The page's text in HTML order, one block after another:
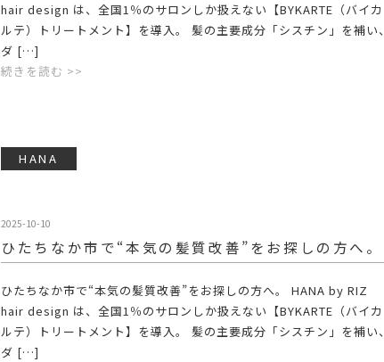
hair design は、全国1％のサロンしか扱えない【BYKARTE（バイカ
ルテ）トリートメント】を導入。 髪の主要成分「シスチン」を補い、
ダ […]
続きを読む >>
HANA
2025-10-10
ひたちなか市で“本気の髪質改善”をお探しの方へ。
ひたちなか市で“本気の髪質改善”をお探しの方へ。 HANA by RIZ
hair design は、全国1％のサロンしか扱えない【BYKARTE（バイカ
ルテ）トリートメント】を導入。 髪の主要成分「シスチン」を補い、
ダ […]